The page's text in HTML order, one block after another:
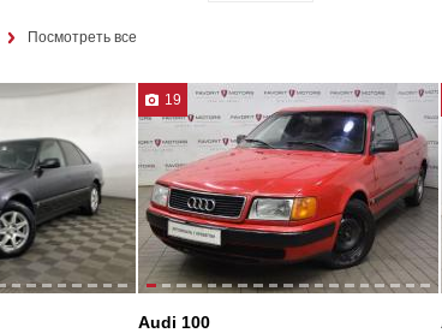
Посмотреть все
19
Audi 100